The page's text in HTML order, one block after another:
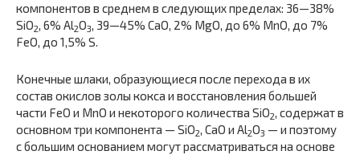
компонентов в среднем в следующих пределах: 36—38%
SiO2, 6% Al2O3, 39—45% СаО, 2% MgO, до 6% MnО, до 7%
FeO, до 1,5% S.
Конечные шлаки, образующиеся после перехода в их
состав окислов золы кокса и восстановления большей
части FeO и MnО и некоторого количества SiO2, содержат в
основном три компо­нента — SiO2, СаО и Al2O3 — и поэтому
с большим основанием могут рассматриваться на основе